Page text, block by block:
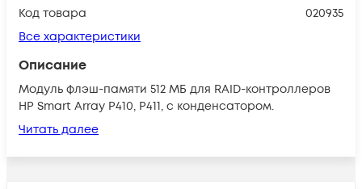
Код товара
020935
Все характеристики
Описание
Модуль флэш-памяти 512 МБ для RAID-контроллеров
HP Smart Array P410, P411, с конденсатором.
Читать далее